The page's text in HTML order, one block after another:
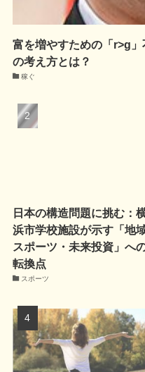
富を増やすための「r>g
の考え方とは？
稼ぐ
日本の構造問題に挑む：
浜市学校施設が示す「地
スポーツ・未来投資」へ
転換点
スポーツ